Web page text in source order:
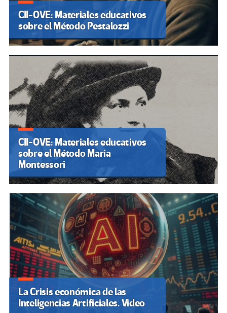
CII-OVE: Materiales educativos
sobre el Método Pestalozzi
CII-OVE: Materiales educativos
sobre el Método Maria
Montessori
La Crisis económica de las
Inteligencias Artificiales. Video